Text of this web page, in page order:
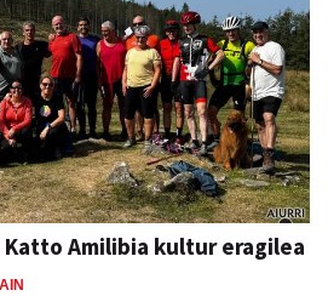
Amilibia kultur eragilea